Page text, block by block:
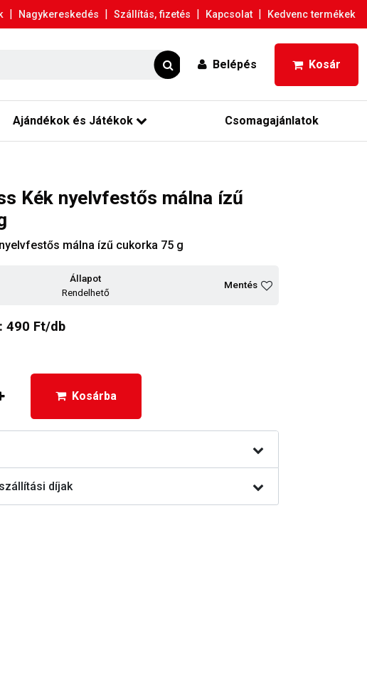
| Nagykereskedés | Szállítás, fizetés | Kapcsolat | Kedvenc termékek
Belépés Kosár
Ajándékok és Játékok Csomagajánlatok
Kék nyelvfestős málna ízű
málna ízű cukorka 75 g
Állapot
Rendelhető
Mentés
490 Ft/db
Kosárba
díjak